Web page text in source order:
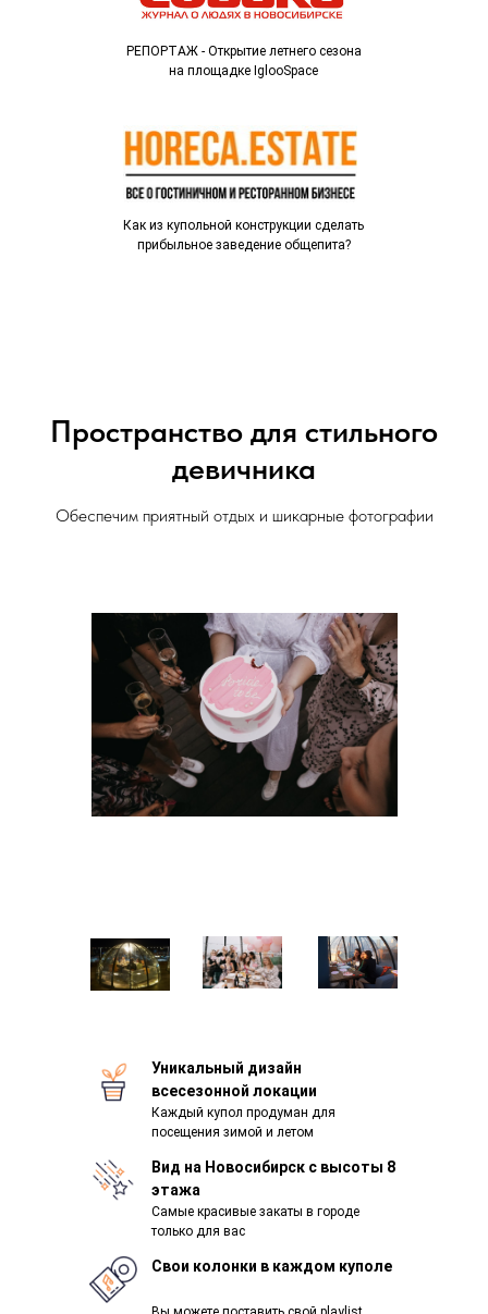
РЕПОРТАЖ - Открытие летнего сезона
на площадке IglooSpace
Как из купольной конструкции сделать
прибыльное заведение общепита?
Пространство для стильного
девичника
Обеспечим приятный отдых и шикарные фотографии
Уникальный дизайн
всесезонной локации
Каждый купол продуман для
посещения зимой и летом
Вид на Новосибирск с высоты 8
этажа
Самые красивые закаты в городе
только для вас
Свои колонки в каждом куполе